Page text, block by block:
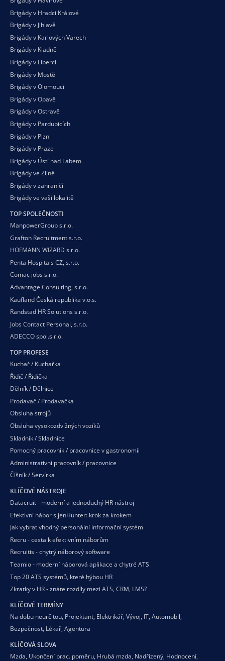
Brigády v Hradci Králové
Brigády v Jihlavě
Brigády v Karlových Varech
Brigády v Kladně
Brigády v Liberci
Brigády v Mostě
Brigády v Olomouci
Brigády v Opavě
Brigády v Ostravě
Brigády v Pardubicích
Brigády v Plzni
Brigády v Praze
Brigády v Ústí nad Labem
Brigády ve Zlíně
Brigády v zahraničí
Brigády ve vaší lokalitě
TOP SPOLEČNOSTI
ManpowerGroup s.r.o.
Grafton Recruitment s.r.o.
HOFMANN WIZARD s.r.o.
Penta Hospitals CZ, s.r.o.
Comac jobs s.r.o.
Advantage Consulting, s.r.o.
Kaufland Česká republika v.o.s.
Randstad HR Solutions s.r.o.
Jobs Contact Personal, s.r.o.
ADECCO spol.s r.o.
TOP PROFESE
Kuchař / Kuchařka
Řidič / Řidička
Dělník / Dělnice
Prodavač / Prodavačka
Obsluha strojů
Obsluha vysokozdvižných vozíků
Skladník / Skladnice
Pomocný pracovník / pracovnice v gastronomii
Administrativní pracovník / pracovnice
Číšník / Servírka
KLÍČOVÉ NÁSTROJE
Datacruit - moderní a jednoduchý HR nástroj
Efektivní nábor s jenHunter: krok za krokem
Jak vybrat vhodný personální informační systém
Recru - cesta k efektivním náborům
Recruitis - chytrý náborový software
Teamio - moderní náborová aplikace a chytré ATS
Top 20 ATS systémů, které hýbou HR
Zkratky v HR - znáte rozdíly mezi ATS, CRM, LMS?
KLÍČOVÉ TERMÍNY
Na dobu neurčitou, Projektant, Elektrikář, Vývoj, IT, Automobil,
Bezpečnost, Lékař, Agentura
KLÍČOVÁ SLOVA
Mzda, Ukončení prac. poměru, Hrubá mzda, Nadřízený, Hodnocení,